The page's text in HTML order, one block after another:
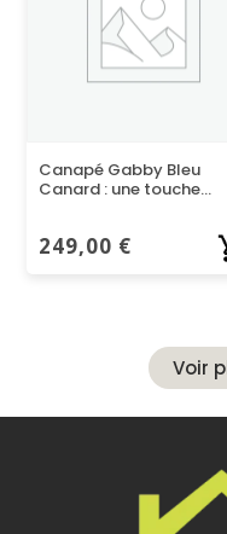
Canapé Gabby Bleu
Canard : une touche
salon
249,00 €
Voir